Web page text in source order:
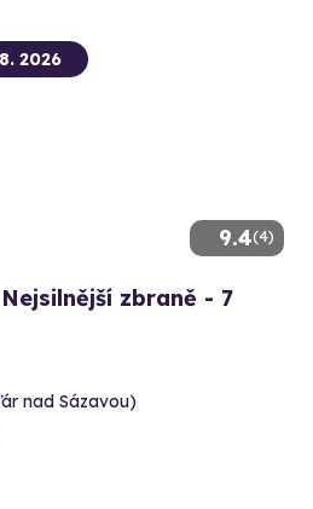
9.4(4)
2026
zbraně - 7
nad Sázavou)